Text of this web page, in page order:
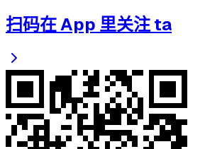
扫码在 App 里关注 ta